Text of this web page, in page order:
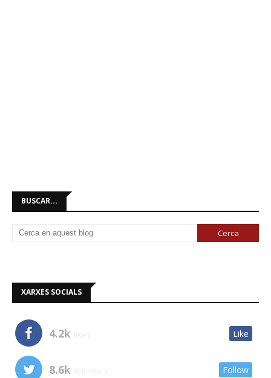
BUSCAR...
XARXES SOCIALS
4.2k Like
8.6k Follow